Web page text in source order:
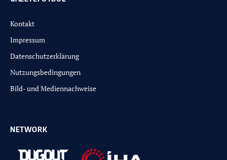
Kontakt
Impressum
Datenschutzerklärung
Nutzungsbedingungen
Bild- und Mediennachweise
NETWORK